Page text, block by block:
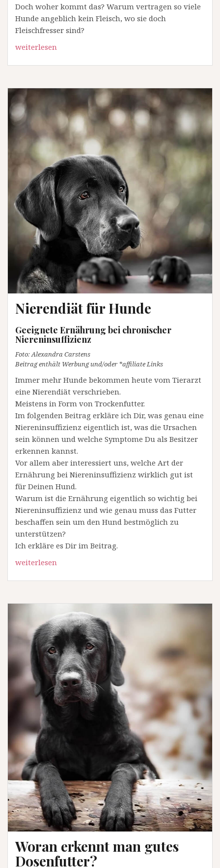
Doch woher kommt das? Warum vertragen so viele
Hunde angeblich kein Fleisch, wo sie doch
Fleischfresser sind?
weiterlesen
Nierendiät für Hunde
Geeignete Ernährung bei chronischer
Niereninsuffizienz
Foto: Alexandra Carstens
Beitrag enthält Werbung und/oder *affiliate Links
Immer mehr Hunde bekommen heute vom Tierarzt
eine Nierendiät verschrieben.
Meistens in Form von Trockenfutter.
Im folgenden Beitrag erkläre ich Dir, was genau eine
Niereninsuffizienz eigentlich ist, was die Ursachen
sein können und welche Symptome Du als Besitzer
erkennen kannst.
Vor allem aber interessiert uns, welche Art der
Ernährung bei Niereninsuffizienz wirklich gut ist
für Deinen Hund.
Warum ist die Ernährung eigentlich so wichtig bei
Niereninsuffizienz und wie genau muss das Futter
beschaffen sein um den Hund bestmöglich zu
unterstützen?
Ich erkläre es Dir im Beitrag.
weiterlesen
Woran erkennt man gutes
Dosenfutter?